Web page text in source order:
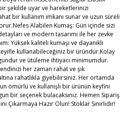
şekilde uyar ve hareketlerinizi
bir kullanım imkanı sunar ve uzun süreli
Alabilen Kumaş: Gün içinde sizi
ve modern tasarımı ile her zevke
Yüksek kaliteli kumaşı ve dayanıklı
kullanabileceğiniz bir üründür.Kolay
ve ütüleme ihtiyacı minimumdur.
her zaman rahat ve şık
rahatlıkla giyebilirsiniz. Her ortamda
ömürlü ve kullanışlı bir ürünün keyfini
bir seçenek bulacaksınız. Hemen Sipariş
Çıkarmaya Hazır Olun! Stoklar Sınırlıdır!